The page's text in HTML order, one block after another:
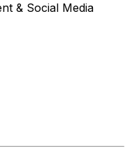
& Social Media